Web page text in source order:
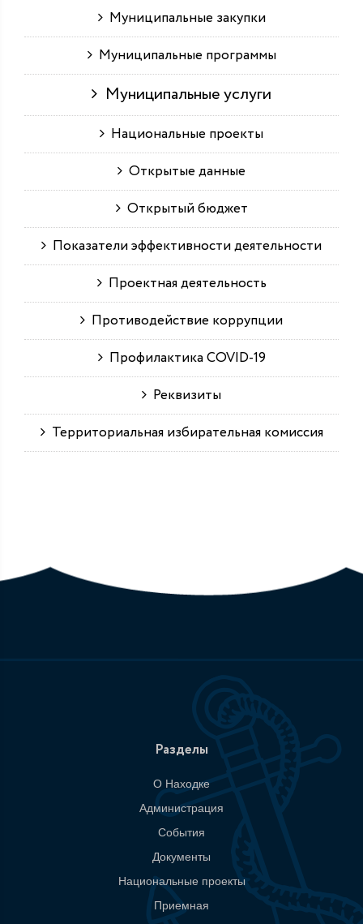
Муниципальные закупки
Муниципальные программы
Муниципальные услуги
Национальные проекты
Открытые данные
Открытый бюджет
Показатели эффективности деятельности
Проектная деятельность
Противодействие коррупции
Профилактика COVID-19
Реквизиты
Территориальная избирательная комиссия
Разделы
О Находке
Администрация
События
Документы
Национальные проекты
Приемная